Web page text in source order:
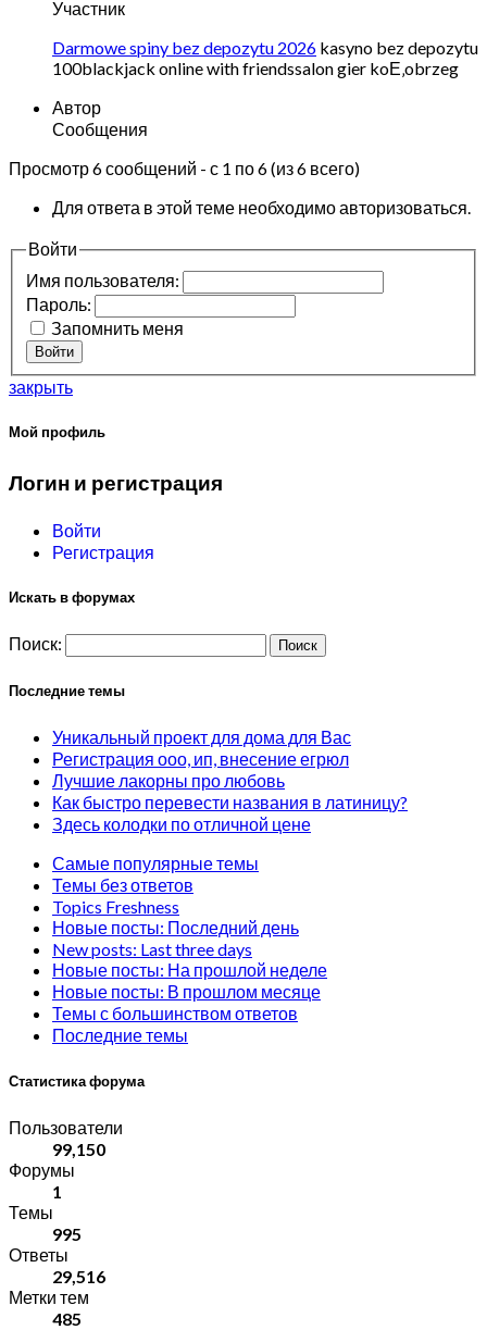
Участник
Darmowe spiny bez depozytu 2026 kasyno bez depozytu
100blackjack online with friendssalon gier koЕ‚obrzeg
Автор
Сообщения
Просмотр 6 сообщений - с 1 по 6 (из 6 всего)
Для ответа в этой теме необходимо авторизоваться.
Войти
Имя пользователя:
Пароль:
Запомнить меня
Войти
закрыть
Мой профиль
Логин и регистрация
Войти
Регистрация
Искать в форумах
Поиск:
Последние темы
Уникальный проект для дома для Вас
Регистрация ооо, ип, внесение егрюл
Лучшие лакорны про любовь
Как быстро перевести названия в латиницу?
Здесь колодки по отличной цене
Самые популярные темы
Темы без ответов
Topics Freshness
Новые посты: Последний день
New posts: Last three days
Новые посты: На прошлой неделе
Новые посты: В прошлом месяце
Темы с большинством ответов
Последние темы
Статистика форума
Пользователи
99,150
Форумы
1
Темы
995
Ответы
29,516
Метки тем
485